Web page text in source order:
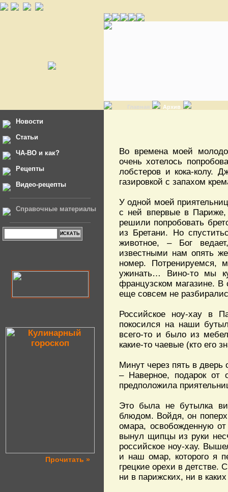
Главная Архив
Новости
Статьи
ЧА-ВО и как?
Рецепты
Видео-рецепты
Справочные материалы
Прочитать »
Во времена моей
очень хотелось
лобстеров и кока-колу.
газировкой с запахом
У одной моей
с ней впервые в Париже,
решили попробовать
из Бретани. Но
животное, – Бог
известными нам опять
номер. Потренируемся,
ужинать… Вино-то мы
французском магазине. В
еще совсем не
Российское ноу-хау в
покосился на наши
всего-то и было из
какие-то чаевые (кто его
Минут через пять в дверь
– Наверное, подарок от
предположила
Это была не бутылка
блюдом. Войдя, он
омара, освобожденную
вынул щипцы из руки
российское ноу-хау.
и наш омар, которого я
грецкие орехи в детстве.
ни в парижских, ни в